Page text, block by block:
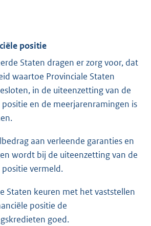
positie
Staten dragen er zorg voor, dat
waartoe Provinciale Staten
in de uiteenzetting van de
en de meerjarenramingen is
aan verleende garanties en
wordt bij de uiteenzetting van de
vermeld.
Staten keuren met het vaststellen
positie de
goed.